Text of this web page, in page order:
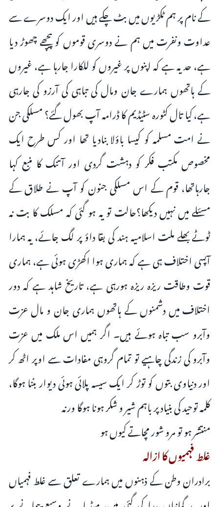
کے نام پر ہم ٹکڑیوں میں بٹ چکے ہیں اور ایک دوسرے سے
عداوت ونفرت میں ہم نے دوسری قوموں کو پیچھے چھوڑ دیا
ہے، حد یہ ہے کہ اپنوں پر غیروں کو للکارا جارہا ہے، غیروں
کے ہاتھوں ہمارے جان ومال کی تباہی کی آرزو کی جارہی
ہے، کیا تال کٹورہ سٹیڈیم کا ڈرامہ آپ بھول گئے؟ مسلکی جن
نے امت مسلمہ کو کیسا باؤلا بنادیا تھا اور کس طرح ایک
مخصوص مکتب فکر کو دہشت گردی اور آتنک کا منبع کہا
جارہاتھا، قوم کے اس مسلکی جنون کو آپ نے طلاق کے
مسئلے میں نہیں دیکھا؟حالت تو یہ ہو گئی کہ مسلک کا بت نہ
ٹوٹے بھلے ملت اسلامیہ ہند کی بقا داؤ پر لگ جائے، یہ ہمارا
آپسی اختلاف ہی ہے کہ ہماری ہوا اکھڑی ہوئی ہے، ہماری
قوت وطاقت ریزہ ریزہ ہورہی ہے، تاریخ شاہد ہے کہ دور
اختلاف میں دشمنوں کے ہاتھوں ہماری جان و مال عزت
وآبرو سب تباہ ہوئے ہیں۔ اگر ہمیں اس ملک میں عزت
وآبرو کی زندگی چاہیے تو تمام گروہی مفادات سے اوپر اٹھ کر
اور دنیاوی بتوں کو توڑ کر ایک سیسہ پلائی ہوئی دیوار بننا ہوگا،
کلمہ توحید کی بنیاد پر باہم شیر و شکر ہونا ہوگا ورنہ
منتشر ہو تو مرو شور مچاتے کیوں ہو
غلط فہمیوں کا ازالہ
برادران وطن کے ذہنوں میں ہمارے تعلق سے غلط فہمیاں